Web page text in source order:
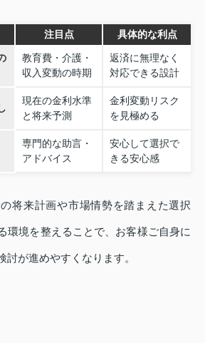
注目点 具体的な利点
教育費・介護・
収入変動の時期
返済に無理なく
対応できる設計
現在の金利水準
と将来予測
金利変動リスク
を見極める
専門的な助言・
アドバイス
安心して選択で
きる安心感
将来計画や市場情勢を踏まえた選択
環境を整えることで、お客様ご自身に
討が進めやすくなります。